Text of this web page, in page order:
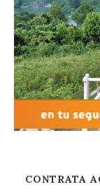
CONTRATA